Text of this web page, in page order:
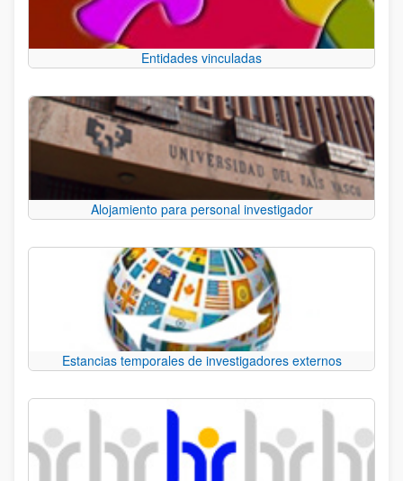
Entidades vinculadas
Alojamiento para personal investigador
Estancias temporales de investigadores externos